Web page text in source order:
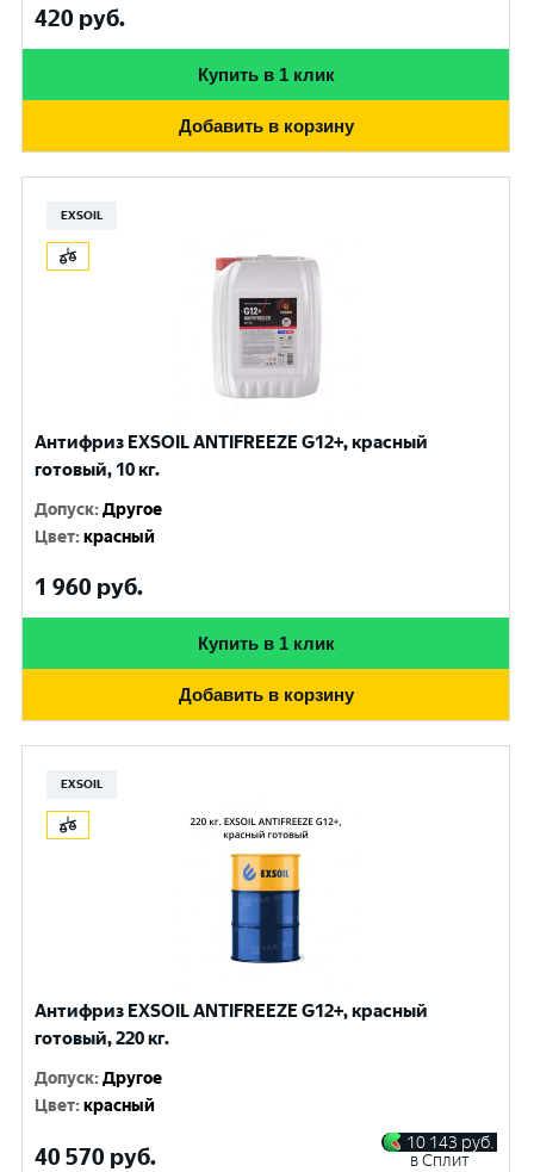
420 руб.
Купить в 1 клик
Добавить в корзину
EXSOIL
Антифриз EXSOIL ANTIFREEZE G12+, красный
готовый, 10 кг.
Допуск:Другое
Цвет:красный
1 960 руб.
Купить в 1 клик
Добавить в корзину
EXSOIL
Антифриз EXSOIL ANTIFREEZE G12+, красный
готовый, 220 кг.
Допуск:Другое
Цвет:красный
40 570 руб.
10 143 руб.
в Сплит